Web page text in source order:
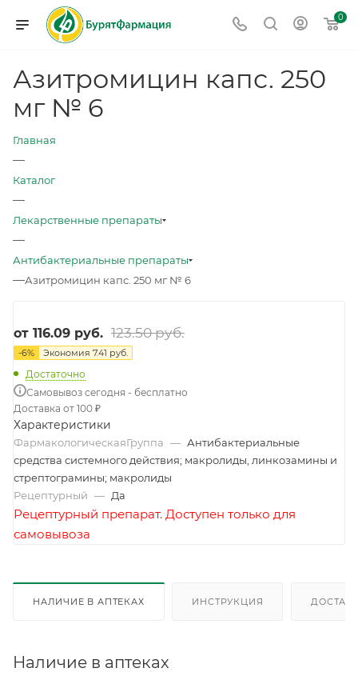
0
Азитромицин капс. 250
мг № 6
Главная
—
Каталог
—
Лекарственные препараты
—
Антибактериальные препараты
—Азитромицин капс. 250 мг № 6
от 116.09 руб. 123.50 руб.
-6% Экономия 7.41 руб.
Достаточно
Самовывоз сегодня - бесплатно
Доставка от 100 ₽
Характеристики
ФармакологическаяГруппа — Антибактериальные
средства системного действия; макролиды, линкозамины и
стрептограмины; макролиды
Рецептурный — Да
Рецептурный препарат. Доступен только для
самовывоза
НАЛИЧИЕ В АПТЕКАХ ИНСТРУКЦИЯ
Наличие в аптеках